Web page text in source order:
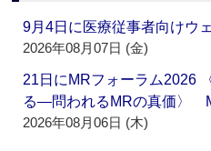
9月4日に医療従事者向け
2026年08月07日 (金)
21日にMRフォーラム2026
る―問われるMRの真価〉
2026年08月06日 (木)